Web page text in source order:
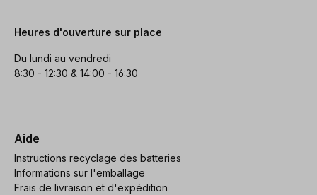
Heures d'ouverture sur place
Du lundi au vendredi
8:30 - 12:30 & 14:00 - 16:30
Aide
Instructions recyclage des batteries
Informations sur l'emballage
Frais de livraison et d'expédition